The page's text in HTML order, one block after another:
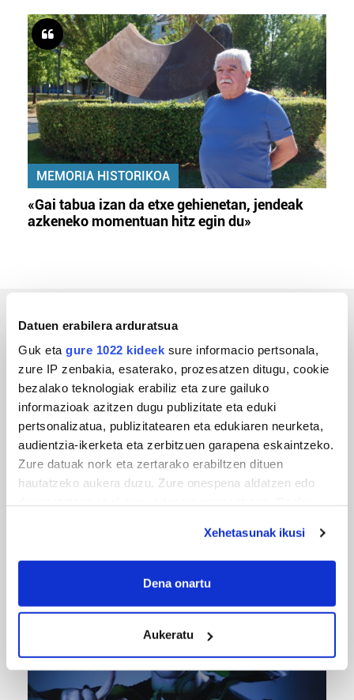
Datuen erabilera arduratsua
Guk eta gure 1022 kideek sure informacio pertsonala,
zure IP zenbakia, esaterako, prozesatzen ditugu, cookie
bezalako teknologiak erabiliz eta zure gailuko
informazioak azitzen dugu publizitate eta eduki
pertsonalizatua, publizitatearen eta edukiaren neurketa,
audientzia-ikerketa eta zerbitzuen garapena eskaintzeko.
Zure datuak nork eta zertarako erabiltzen dituen
hautatzeko aukera duzu. Zure onespena aldatzen edo
If you allow, we would also like to:
Collect information about your geographical
Identify your device by actively scanning it for
specific characteristics (fingerprinting)
Find out more about how your personal data is processed
Xehetasunak ikusi
Dena onartu
Aukeratu
MEMORIA HISTORIKOA
«Gai tabua izan da etxe gehienetan, jendeak
azkeneko momentuan hitz egin du»
ERREPORTAJEAK